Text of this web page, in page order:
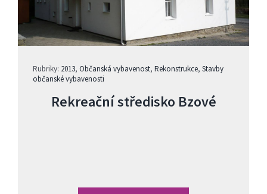
Rubriky: 2013, Občanská vybavenost, Rekonstrukce, Stavby
občanské vybavenosti
Rekreační středisko Bzové